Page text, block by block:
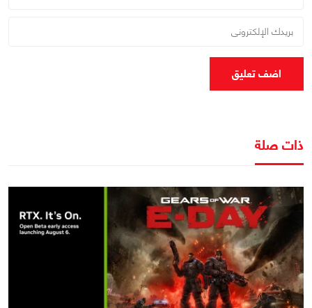
اضف تعليق
ذات صلة